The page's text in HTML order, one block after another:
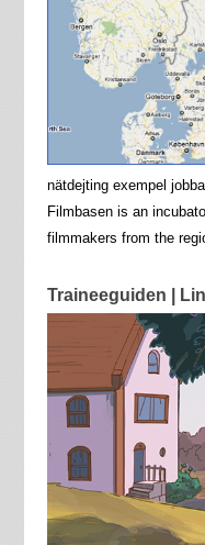
nätdejting exempel
Filmbasen is an
filmmakers from the
Traineeguiden |